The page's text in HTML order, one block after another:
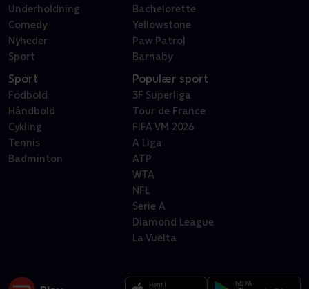
Underholdning
Comedy
Nyheder
Sport
Bachelorette
Yellowstone
Paw Patrol
Barnaby
Sport
Fodbold
Håndbold
Cykling
Tennis
Badminton
Populær sport
3F Superliga
Tour de France
FIFA VM 2026
A Liga
ATP
WTA
NFL
Serie A
Diamond League
La Vuelta